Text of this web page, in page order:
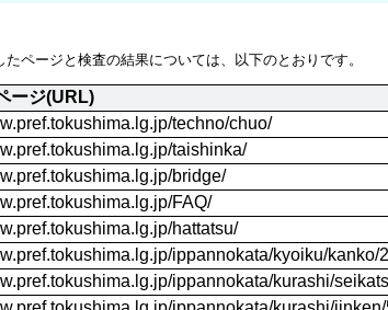
たページと検査の結果については、以下のとおりです。
ージ(URL)
techno/chuo/
taishinka/
bridge/
FAQ/
hattatsu/
ippannokata/kyoiku/kanko/
ippannokata/kurashi/